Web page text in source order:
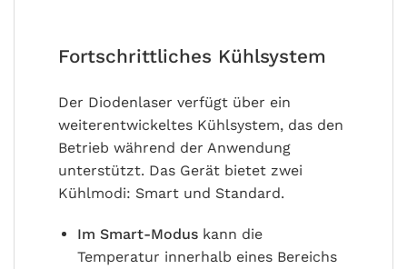
Fortschrittliches Kühlsystem
Der Diodenlaser verfügt über ein
weiterentwickeltes Kühlsystem, das den
Betrieb während der Anwendung
unterstützt. Das Gerät bietet zwei
Kühlmodi: Smart und Standard.
Im Smart-Moduskann die
Temperatur innerhalb eines Bereichs